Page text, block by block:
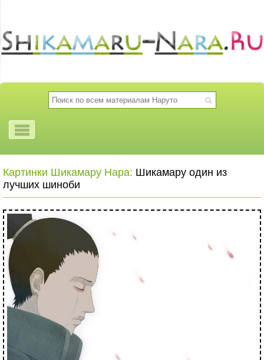
Картинки Шикамару Нара: Шикамару один из
лучших шиноби